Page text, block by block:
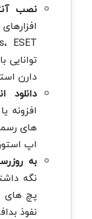
نصب
توانایی
دارن
دانلود
افزونه
اپ
به
پچ های
نفوذ